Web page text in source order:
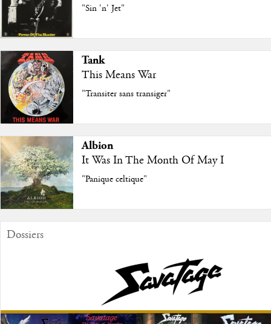
"Sin 'n' Jet"
Tank
This Means War
"Transiter sans transiger"
Albion
It Was In The Month Of May I
"Panique celtique"
Dossiers